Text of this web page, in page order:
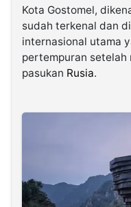
Kota Gostomel,
sudah terkenal dan
internasional utama
pertempuran
pasukan Rusia.